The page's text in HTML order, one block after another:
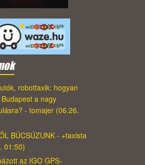
robottaxik: hogyan
a nagy
- tomajer (06.26.
BÚCSÚZUNK - +taxista
01:50)
az IGO GPS-